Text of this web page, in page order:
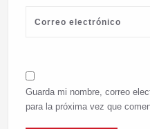
Guarda mi nombre, correo
para la próxima vez que